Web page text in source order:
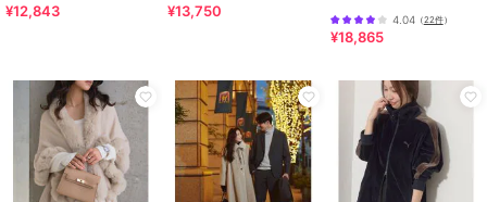
お手入れ ドライ
ファー・毛皮（フェイク含む）/
無地/ミドル丈/ロング・マキ
シ丈/５分・７分袖/長袖
L･13号以上あり
/ S･7号以下あり
/大きいサイズあり /ファー/ボ
/フィット＆フレア
¥12,843 ¥13,750 4.04 （22件）
¥18,865